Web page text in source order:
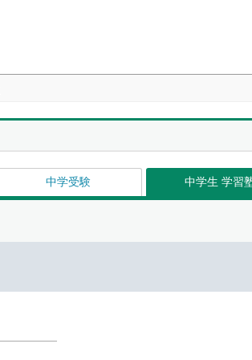
中学受験 中学生 学習